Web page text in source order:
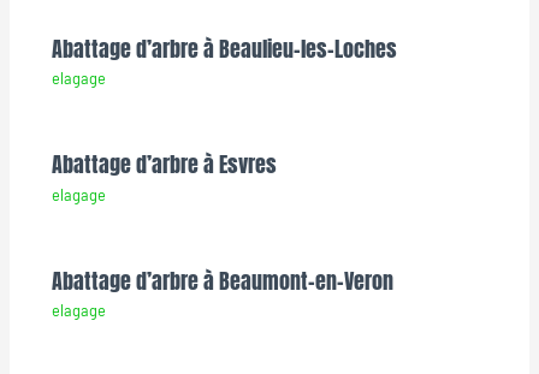
Abattage d’arbre à Beaulieu-les-Loches
elagage
Abattage d’arbre à Esvres
elagage
Abattage d’arbre à Beaumont-en-Veron
elagage